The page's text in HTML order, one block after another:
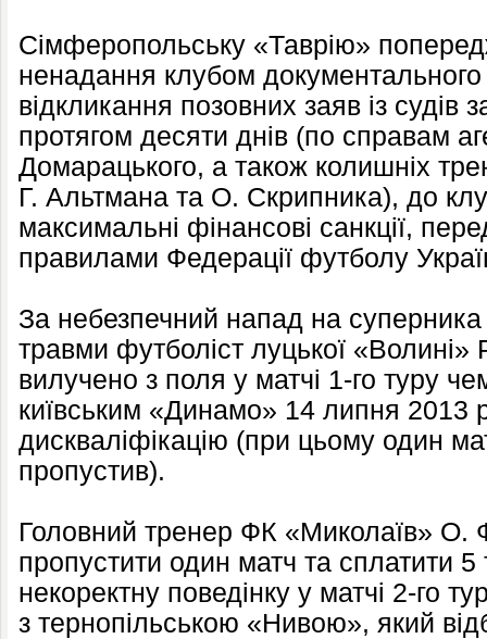
Сімферопольську «Таврію»
ненадання клубом
відкликання позовних заяв із судів
протягом десяти днів (по справам
Домарацького, а також колишніх
Г. Альтмана та О. Скрипника), до
максимальні фінансові санкції,
правилами Федерації футболу
За небезпечний напад на
травми футболіст луцької
вилучено з поля у матчі 1-го туру
київським «Динамо» 14 липня 2013
дискваліфікацію (при цьому один
пропустив).
Головний тренер ФК «Миколаїв» О.
пропустити один матч та сплатити
некоректну поведінку у матчі 2-го
з тернопільською «Нивою», який